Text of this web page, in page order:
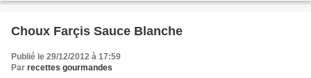
Choux Farçis Sauce Blanche
Publié le 29/12/2012 à 17:59
Par recettes gourmandes